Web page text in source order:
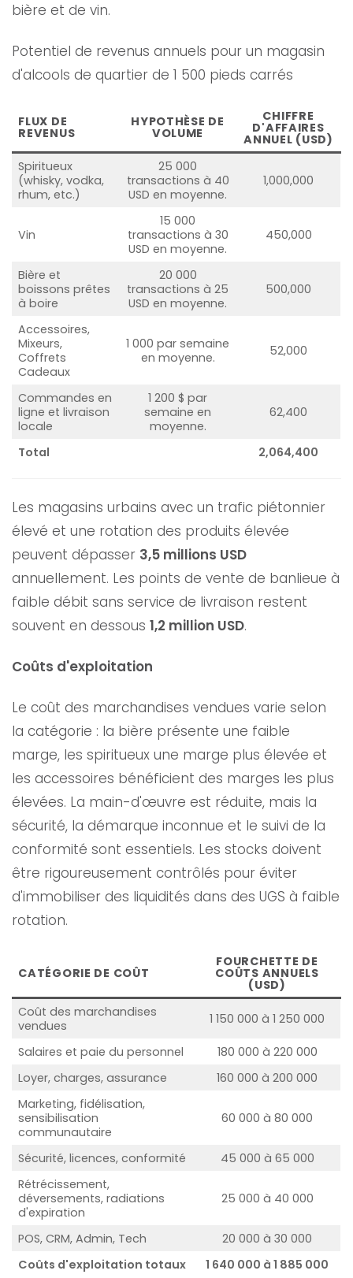
bière et de vin.
Potentiel de revenus annuels pour un magasin
d'alcools de quartier de 1 500 pieds carrés
FLUX DE
REVENUS
HYPOTHÈSE DE
VOLUME
CHIFFRE
D'AFFAIRES
ANNUEL (USD)
Spiritueux
(whisky, vodka,
rhum, etc.)
25 000
transactions à 40
USD en moyenne.
1,000,000
Vin
15 000
transactions à 30
USD en moyenne.
450,000
Bière et
boissons prêtes
à boire
20 000
transactions à 25
USD en moyenne.
500,000
Accessoires,
Mixeurs,
Coffrets
Cadeaux
1 000 par semaine
en moyenne.
52,000
Commandes en
ligne et livraison
locale
1 200 $ par
semaine en
moyenne.
62,400
Total 2,064,400
Les magasins urbains avec un trafic piétonnier
élevé et une rotation des produits élevée
peuvent dépasser 3,5 millions USD
annuellement. Les points de vente de banlieue à
faible débit sans service de livraison restent
souvent en dessous 1,2 million USD.
Coûts d'exploitation
Le coût des marchandises vendues varie selon
la catégorie : la bière présente une faible
marge, les spiritueux une marge plus élevée et
les accessoires bénéficient des marges les plus
élevées. La main-d'œuvre est réduite, mais la
sécurité, la démarque inconnue et le suivi de la
conformité sont essentiels. Les stocks doivent
être rigoureusement contrôlés pour éviter
d'immobiliser des liquidités dans des UGS à faible
rotation.
CATÉGORIE DE COÛT
FOURCHETTE DE
COÛTS ANNUELS
(USD)
Coût des marchandises
vendues
1 150 000 à 1 250 000
Salaires et paie du personnel
180 000 à 220 000
Loyer, charges, assurance
160 000 à 200 000
Marketing, fidélisation,
sensibilisation
communautaire
60 000 à 80 000
Sécurité, licences, conformité
45 000 à 65 000
Rétrécissement,
déversements, radiations
d'expiration
25 000 à 40 000
POS, CRM, Admin, Tech
20 000 à 30 000
Coûts d'exploitation totaux
1 640 000 à 1 885 000